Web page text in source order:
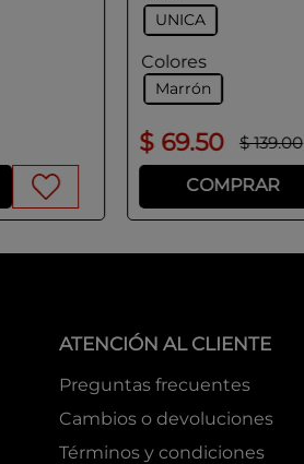
UNICA
Colores
Marrón
$ 69.50 $ 139.00
COMPRAR
ATENCIÓN AL CLIENTE
Preguntas frecuentes
Cambios o devoluciones
Términos y condiciones